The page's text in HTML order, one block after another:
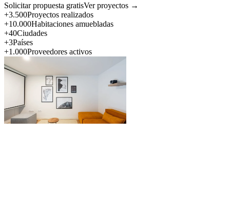
Solicitar propuesta gratisVer proyectos →
+3.500Proyectos realizados
+10.000Habitaciones amuebladas
+40Ciudades
+3Países
+1.000Proveedores activos